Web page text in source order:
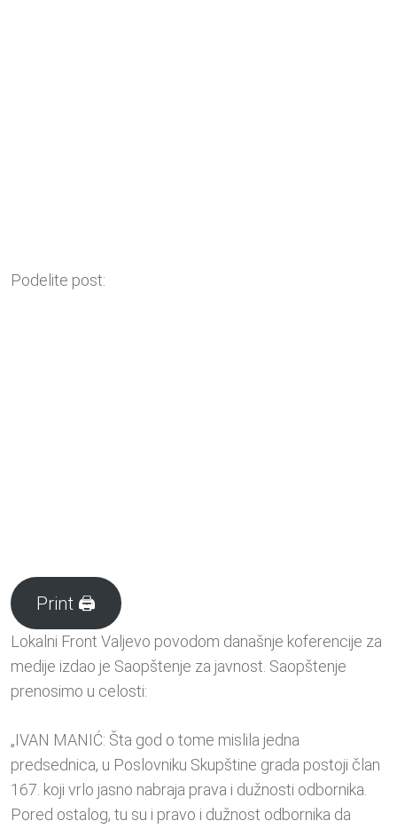
Podelite post:
Print 🖨
Lokalni Front Valjevo povodom današnje koferencije za
medije izdao je Saopštenje za javnost. Saopštenje
prenosimo u celosti:
„IVAN MANIĆ: Šta god o tome mislila jedna
predsednica, u Poslovniku Skupštine grada postoji član
167. koji vrlo jasno nabraja prava i dužnosti odbornika.
Pored ostalog, tu su i pravo i dužnost odbornika da